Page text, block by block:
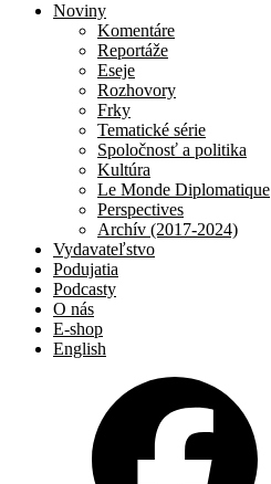
Noviny
Komentáre
Reportáže
Eseje
Rozhovory
Frky
Tematické série
Spoločnosť a politika
Kultúra
Le Monde Diplomatique
Perspectives
Archív (2017-2024)
Vydavateľstvo
Podujatia
Podcasty
O nás
E-shop
English